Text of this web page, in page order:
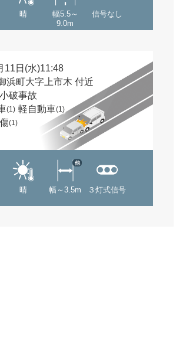
晴
幅5.5～
9.0m
信号なし
11日(水)11:48
浜町大字上市木 付近
破事故
(1) 軽自動車(1)
(1)
晴 幅～3.5m
他
３灯式信号